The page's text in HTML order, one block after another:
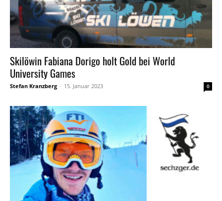
Skilöwin Fabiana Dorigo holt Gold bei World
University Games
Stefan Kranzberg - 15. Januar 2023 0